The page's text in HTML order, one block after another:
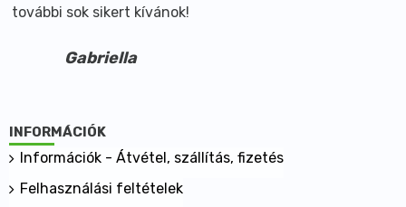
további sok sikert kívánok!
Gabriella
INFORMÁCIÓK
Információk - Átvétel, szállítás, fizetés
Felhasználási feltételek